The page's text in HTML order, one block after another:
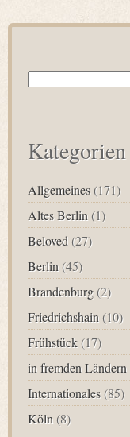
Suchen
Kategorien
Allgemeines (171)
Altes Berlin (1)
Beloved (27)
Berlin (45)
Brandenburg (2)
Friedrichshain (10)
Frühstück (17)
in fremden Ländern
Internationales (85)
Köln (8)